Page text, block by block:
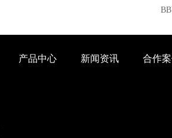
产品中心 新闻资讯 合作案